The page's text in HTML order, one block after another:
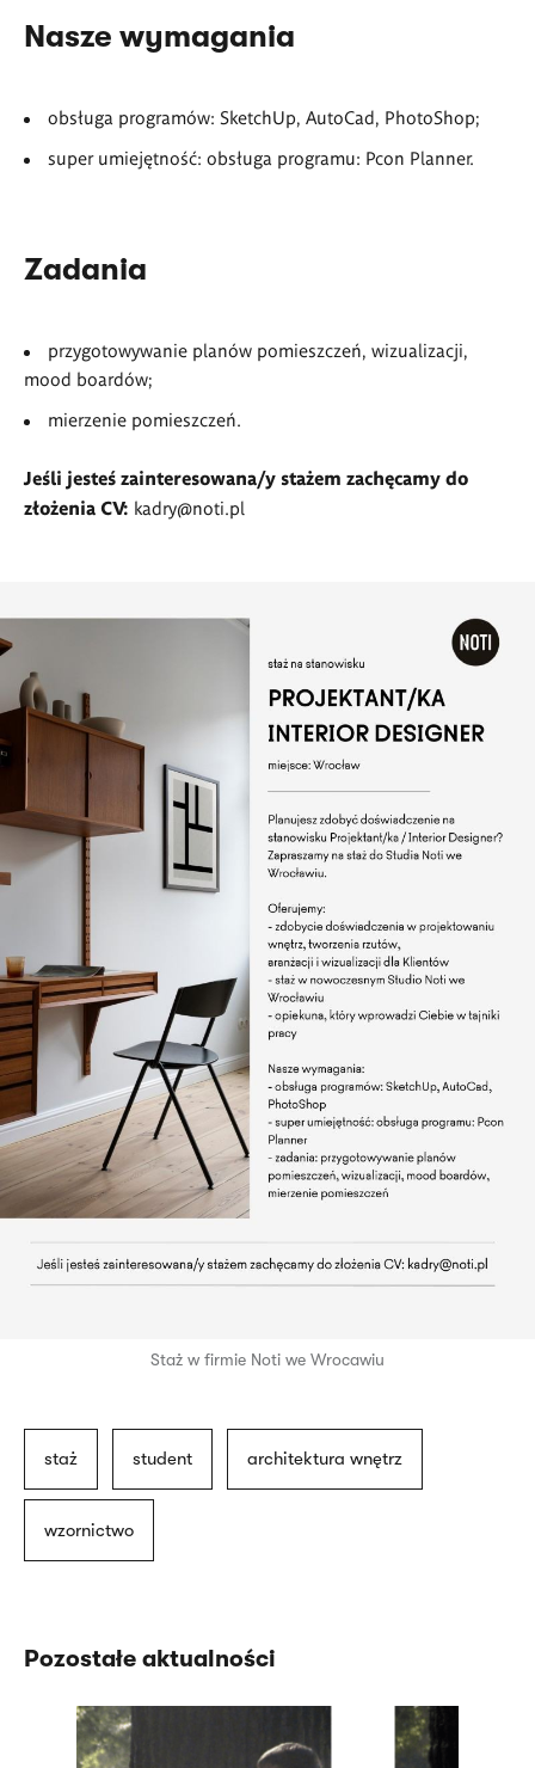
Nasze wymagania
obsługa programów: SketchUp, AutoCad, PhotoShop;
super umiejętność: obsługa programu: Pcon Planner.
Zadania
przygotowywanie planów pomieszczeń, wizualizacji,
mood boardów;
mierzenie pomieszczeń.
Jeśli jesteś zainteresowana/y stażem zachęcamy do
złożenia CV: kadry@noti.pl
Staż w firmie Noti we Wrocawiu
staż student architektura wnętrz
wzornictwo
Pozostałe aktualności